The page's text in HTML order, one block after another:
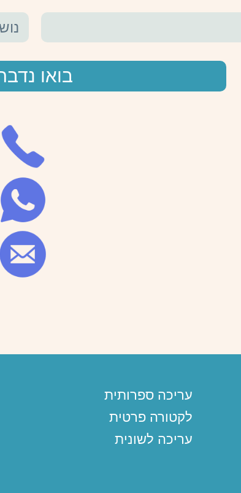
בואו
עריכה ספרותית
לקטורה פרטית
עריכה לשונית